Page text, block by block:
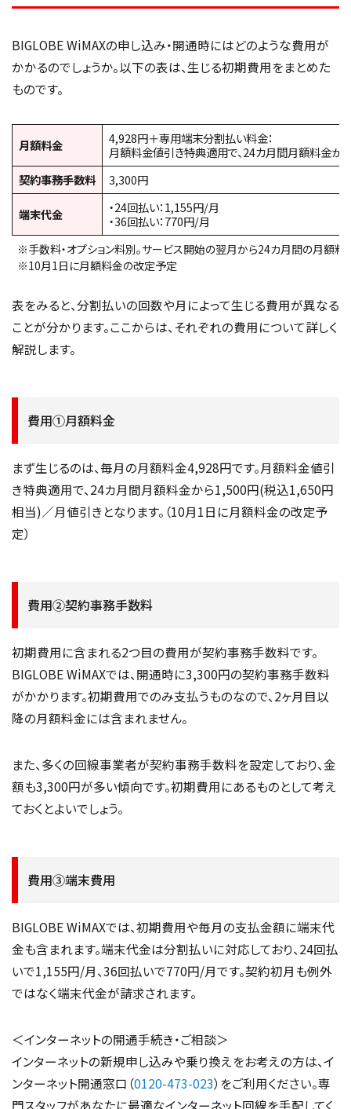
BIGLOBE WiMAXの申し込み・開通時にはどのような費用が
かかるのでしょうか。以下の表は、生じる初期費用をまとめた
ものです。
月額料金
4,928円＋専用端末分割払い料金：
月額料金値引き特典適用で、24カ月間月額料金
契約事務手数料
3,300円
端末代金
・24回払い：1,155円/月
・36回払い：770円/月
※手数料・オプション料別。サービス開始の翌月から24カ月間の月額料
※10月1日に月額料金の改定予定
表をみると、分割払いの回数や月によって生じる費用が異なる
ことが分かります。ここからは、それぞれの費用について詳しく
解説します。
費用①月額料金
まず生じるのは、毎月の月額料金4,928円です。月額料金値引
き特典適用で、24カ月間月額料金から1,500円(税込1,650円
相当)／月値引きとなります。（10月1日に月額料金の改定予
定）
費用②契約事務手数料
初期費用に含まれる2つ目の費用が契約事務手数料です。
BIGLOBE WiMAXでは、開通時に3,300円の契約事務手数料
がかかります。初期費用でのみ支払うものなので、2ヶ月目以
降の月額料金には含まれません。
また、多くの回線事業者が契約事務手数料を設定しており、金
額も3,300円が多い傾向です。初期費用にあるものとして考え
ておくとよいでしょう。
費用③端末費用
BIGLOBE WiMAXでは、初期費用や毎月の支払金額に端末代
金も含まれます。端末代金は分割払いに対応しており、24回払
いで1,155円/月、36回払いで770円/月です。契約初月も例外
ではなく端末代金が請求されます。
＜インターネットの開通手続き・ご相談＞
インターネットの新規申し込みや乗り換えをお考えの方は、イ
ンターネット開通窓口（0120-473-023）をご利用ください。専
門スタッフがあなたに最適なインターネット回線を手配してく